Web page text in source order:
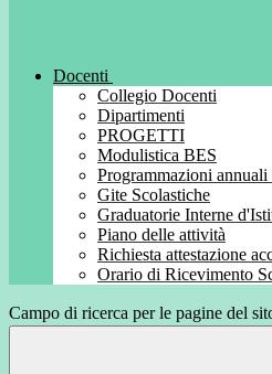
Docenti
Collegio Docenti
Dipartimenti
PROGETTI
Modulistica BES
Programmazioni annuali
Gite Scolastiche
Graduatorie Interne
Piano delle attività
Richiesta attestazione
Orario di Ricevimento
Campo di ricerca per le pagine del